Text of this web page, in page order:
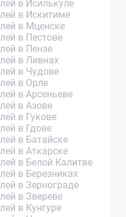
в Исилькуле
в Искитиме
в Мценске
в Пестове
в Пензе
в Ливнах
в Чудове
в Орле
в Арсеньеве
в Азове
в Гукове
в Гдове
в Батайске
в Аткарске
в Белой Калитве
в Березниках
в Зернограде
в Звереве
в Кунгуре